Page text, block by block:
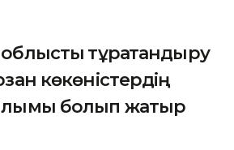
тұрақтандыру
көкөністердің
болып жатыр